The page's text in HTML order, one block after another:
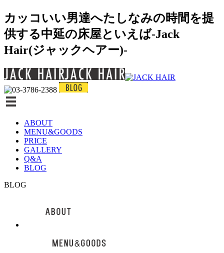
カッコいい男達へたしなみの時間を提
供する中延の床屋といえば-Jack
Hair(ジャックヘアー)-
ABOUT
MENU&GOODS
PRICE
GALLERY
Q&A
BLOG
BLOG